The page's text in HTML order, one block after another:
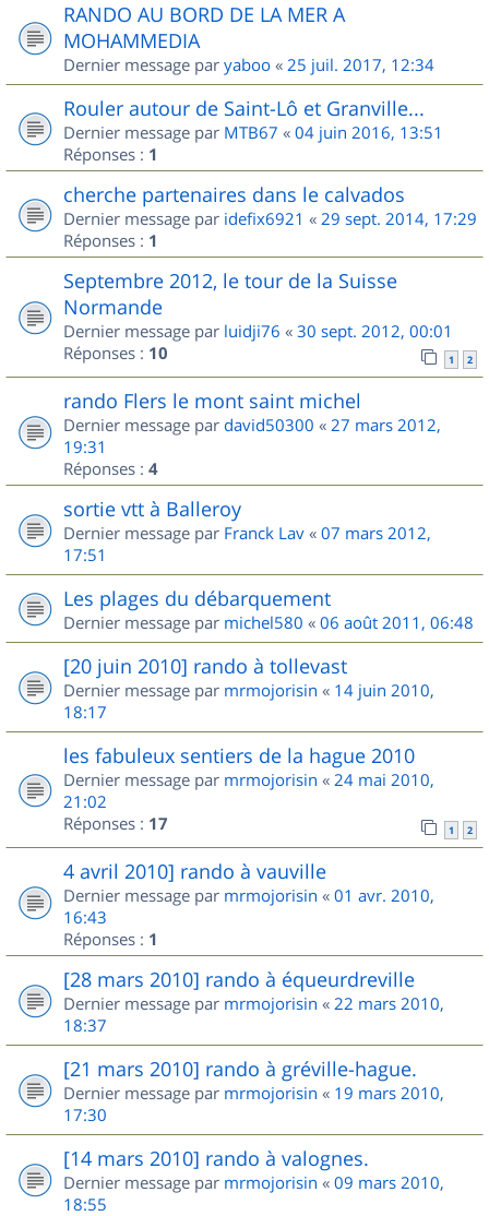
RANDO AU BORD DE LA MER A
MOHAMMEDIA
Dernier message par yaboo « 25 juil. 2017, 12:34
Rouler autour de Saint-Lô et Granville...
Dernier message par MTB67 « 04 juin 2016, 13:51
Réponses : 1
cherche partenaires dans le calvados
Dernier message par idefix6921 « 29 sept. 2014, 17:29
Réponses : 1
Septembre 2012, le tour de la Suisse
Normande
Dernier message par luidji76 « 30 sept. 2012, 00:01
Réponses : 10 1 2
rando Flers le mont saint michel
Dernier message par david50300 « 27 mars 2012,
19:31
Réponses : 4
sortie vtt à Balleroy
Dernier message par Franck Lav « 07 mars 2012,
17:51
Les plages du débarquement
Dernier message par michel580 « 06 août 2011, 06:48
[20 juin 2010] rando à tollevast
Dernier message par mrmojorisin « 14 juin 2010,
18:17
les fabuleux sentiers de la hague 2010
Dernier message par mrmojorisin « 24 mai 2010,
21:02
Réponses : 17 1 2
4 avril 2010] rando à vauville
Dernier message par mrmojorisin « 01 avr. 2010,
16:43
Réponses : 1
[28 mars 2010] rando à équeurdreville
Dernier message par mrmojorisin « 22 mars 2010,
18:37
[21 mars 2010] rando à gréville-hague.
Dernier message par mrmojorisin « 19 mars 2010,
17:30
[14 mars 2010] rando à valognes.
Dernier message par mrmojorisin « 09 mars 2010,
18:55